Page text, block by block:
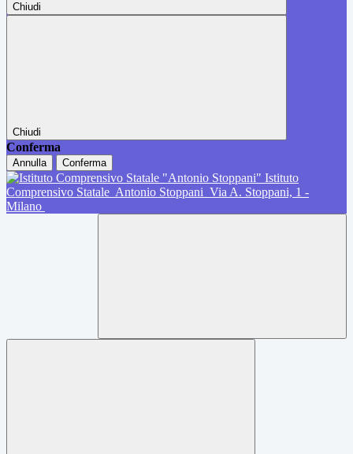
Chiudi
Chiudi
Conferma
Annulla Conferma
Istituto
Comprensivo Statale Antonio Stoppani Via A. Stoppani, 1 -
Milano